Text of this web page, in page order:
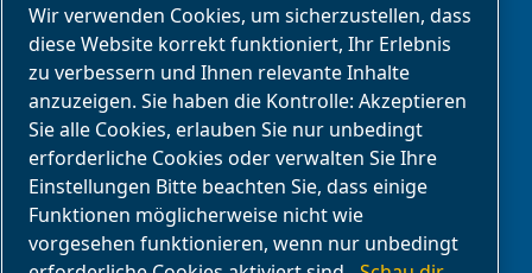
DIY und Hobbys
Nahrungsmittel- und
Getränkeindustrie
Industrie Kompressoren
Medizin
OEM Lösungen
Gewerbliche
Wir verwenden Cookies, um sicherzustellen, dass
diese Website korrekt funktioniert, Ihr Erlebnis
zu verbessern und Ihnen relevante Inhalte
anzuzeigen. Sie haben die Kontrolle: Akzeptieren
Sie alle Cookies, erlauben Sie nur unbedingt
erforderliche Cookies oder verwalten Sie Ihre
Einstellungen Bitte beachten Sie, dass einige
Funktionen möglicherweise nicht wie
vorgesehen funktionieren, wenn nur unbedingt